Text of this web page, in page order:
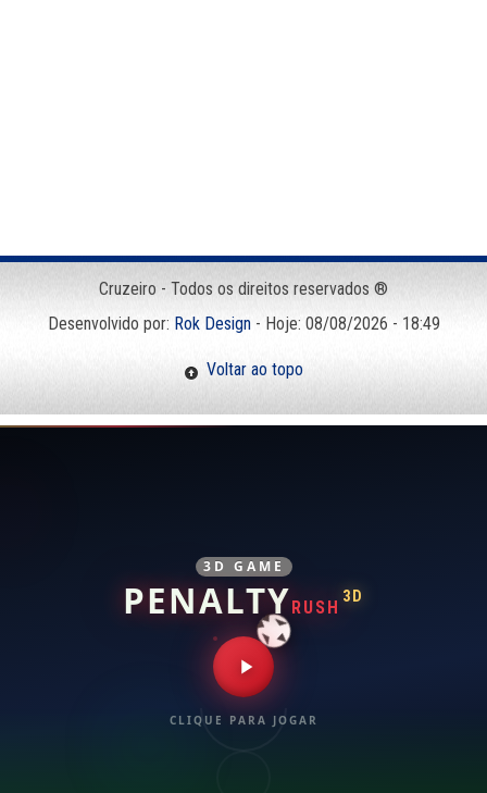
Cruzeiro - Todos os direitos reservados ®
Desenvolvido por: Rok Design- Hoje: 08/08/2026 - 18:49
Voltar ao topo
3D GAME
PENALTY RUSH
3D
CLIQUE PARA JOGAR